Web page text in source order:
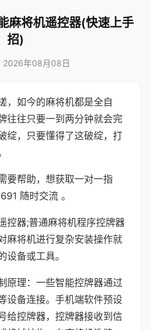
麻将机遥控器(快速上手
招)
2026年08月08日
，如今的麻将机都是全自
往往只要一到两分钟就会完
绽，只要懂得了这破绽，打
要帮助，想获取一对一指
随时交流 。
控器;普通麻将机程序控牌器
麻将机进行复杂安装操作就
设备或工具。
原理：一些智能控牌器通过
设备连接。手机端软件预设
给控牌器，控牌器接收到信